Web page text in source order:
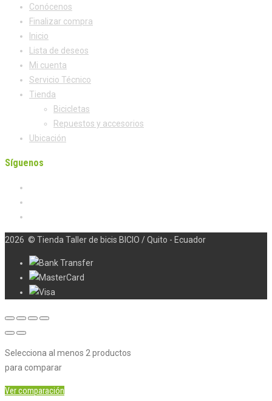
Conócenos
Finalizar compra
Inicio
Lista de deseos
Mi cuenta
Servicio Técnico
Tienda
Bicicletas
Repuestos y accesorios
Ubicación
Síguenos
2026 © Tienda Taller de bicis BICIO / Quito - Ecuador
Selecciona al menos 2 productos
para comparar
Ver comparación